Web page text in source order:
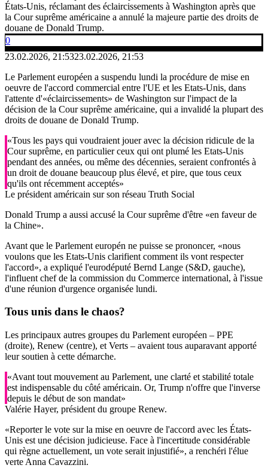
États-Unis, réclamant des éclaircissements à Washington après que
la Cour suprême américaine a annulé la majeure partie des droits de
douane de Donald Trump.
0
23.02.2026, 21:5323.02.2026, 21:53
Le Parlement européen a suspendu lundi la procédure de mise en
oeuvre de l'accord commercial entre l'UE et les Etats-Unis, dans
l'attente d'«éclaircissements» de Washington sur l'impact de la
décision de la Cour suprême américaine, qui a invalidé la plupart des
droits de douane de Donald Trump.
«Tous les pays qui voudraient jouer avec la décision ridicule de la
Cour suprême, en particulier ceux qui ont plumé les Etats-Unis
pendant des années, ou même des décennies, seraient confrontés à
un droit de douane beaucoup plus élevé, et pire, que tous ceux
qu'ils ont récemment acceptés»
Le président américain sur son réseau Truth Social
Donald Trump a aussi accusé la Cour suprême d'être «en faveur de
la Chine».
Avant que le Parlement europén ne puisse se prononcer, «nous
voulons que les Etats-Unis clarifient comment ils vont respecter
l'accord», a expliqué l'eurodéputé Bernd Lange (S&D, gauche),
l'influent chef de la commission du Commerce international, à l'issue
d'une réunion d'urgence organisée lundi.
Tous unis dans le chaos?
Les principaux autres groupes du Parlement européen – PPE
(droite), Renew (centre), et Verts – avaient tous auparavant apporté
leur soutien à cette démarche.
«Avant tout mouvement au Parlement, une clarté et stabilité totale
est indispensable du côté américain. Or, Trump n'offre que l'inverse
depuis le début de son mandat»
Valérie Hayer, président du groupe Renew.
«Reporter le vote sur la mise en oeuvre de l'accord avec les États-
Unis est une décision judicieuse. Face à l'incertitude considérable
qui règne actuellement, un vote serait injustifié», a renchéri l'élue
verte Anna Cavazzini.